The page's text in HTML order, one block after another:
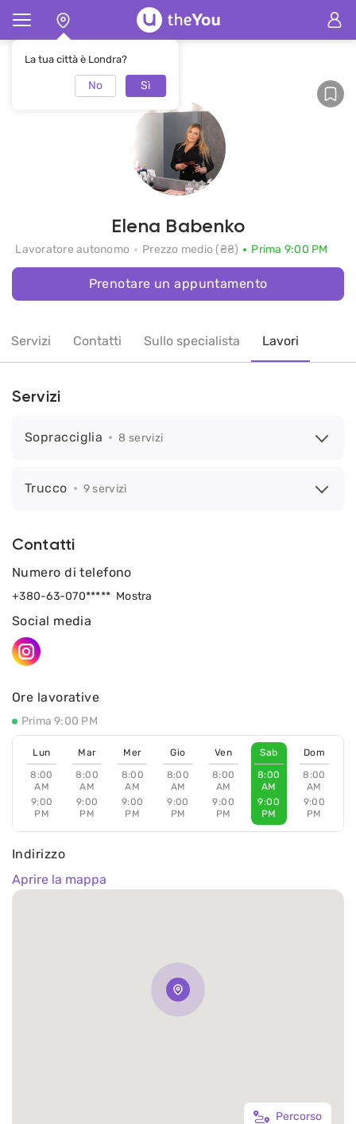
La tua città è Londra?
No Sì
Pagina principale Elena Babenko
Elena Babenko
Lavoratore autonomo Prezzo medio (₴₴) Prima 9:00 PM
Prenotare un appuntamento
Servizi Contatti Sullo specialista Lavori
Servizi
Sopracciglia 8 servizi
Trucco 9 servizi
Contatti
Percorso
Indirizzo
Aprire la mappa
Ore lavorative
Prima 9:00 PM
Lun
8:00
AM
9:00
PM
Mar
8:00
AM
9:00
PM
Mer
8:00
AM
9:00
PM
Gio
8:00
AM
9:00
PM
Ven
8:00
AM
9:00
PM
Sab
8:00
AM
9:00
PM
Dom
8:00
AM
9:00
PM
Numero di telefono
+380-63-070***** Mostra
Social media